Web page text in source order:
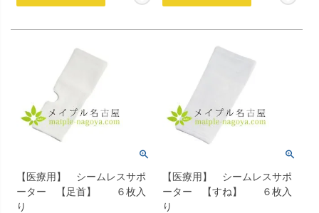
【医療用】 シームレスサポ
ーター 【足首】 ６枚入
り
【医療用】 シームレスサポ
ーター 【すね】 ６枚入
り